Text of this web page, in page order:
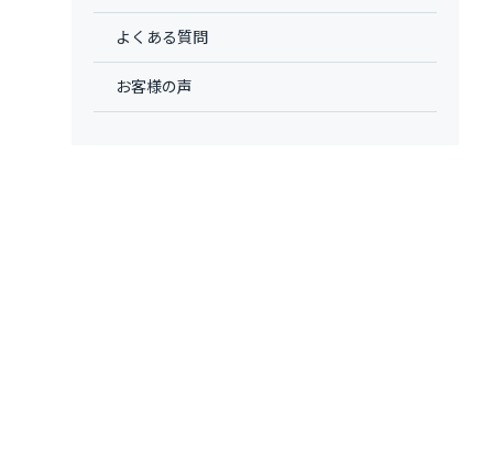
よくある質問
お客様の声